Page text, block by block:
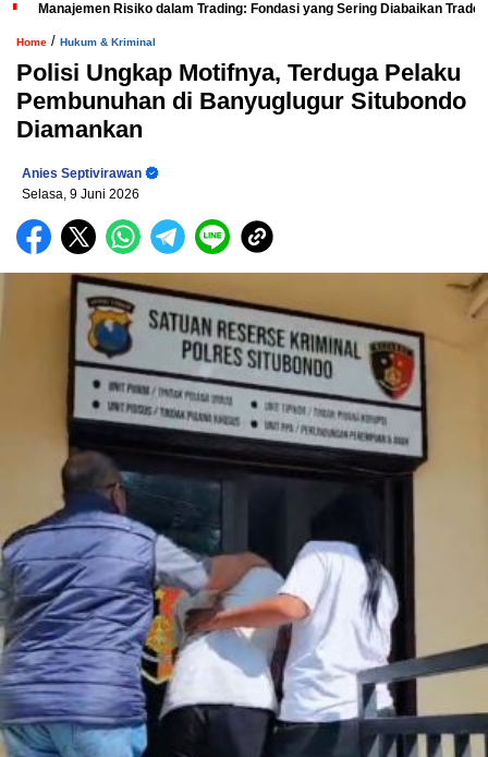
Manajemen Risiko dalam Trading: Fondasi yang Sering Diabaikan
Home / Hukum & Kriminal
Polisi Ungkap Motifnya, Terduga Pelaku
Pembunuhan di Banyuglugur Situbondo
Diamankan
Anies Septivirawan
Selasa, 9 Juni 2026